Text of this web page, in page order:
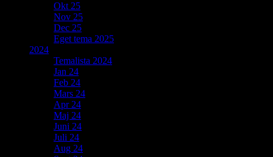
Okt 25
Nov 25
Dec 25
Eget tema 2025
2024
Temalista 2024
Jan 24
Feb 24
Mars 24
Apr 24
Maj 24
Juni 24
Juli 24
Aug 24